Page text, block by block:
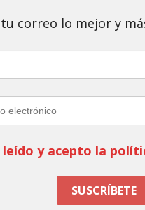
correo lo mejor y
leído y acepto la